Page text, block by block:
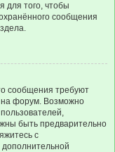
для того, чтобы
сообщения
сообщения требуют
на форум. Возможно
быть предварительно
с